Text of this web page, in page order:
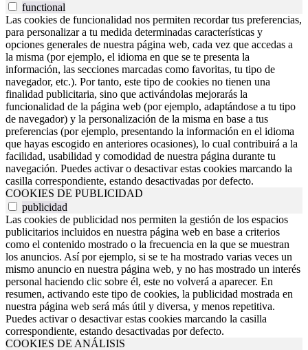
functional
Las cookies de funcionalidad nos permiten recordar tus preferencias,
para personalizar a tu medida determinadas características y
opciones generales de nuestra página web, cada vez que accedas a
la misma (por ejemplo, el idioma en que se te presenta la
información, las secciones marcadas como favoritas, tu tipo de
navegador, etc.). Por tanto, este tipo de cookies no tienen una
finalidad publicitaria, sino que activándolas mejorarás la
funcionalidad de la página web (por ejemplo, adaptándose a tu tipo
de navegador) y la personalización de la misma en base a tus
preferencias (por ejemplo, presentando la información en el idioma
que hayas escogido en anteriores ocasiones), lo cual contribuirá a la
facilidad, usabilidad y comodidad de nuestra página durante tu
navegación. Puedes activar o desactivar estas cookies marcando la
casilla correspondiente, estando desactivadas por defecto.
COOKIES DE PUBLICIDAD
publicidad
Las cookies de publicidad nos permiten la gestión de los espacios
publicitarios incluidos en nuestra página web en base a criterios
como el contenido mostrado o la frecuencia en la que se muestran
los anuncios. Así por ejemplo, si se te ha mostrado varias veces un
mismo anuncio en nuestra página web, y no has mostrado un interés
personal haciendo clic sobre él, este no volverá a aparecer. En
resumen, activando este tipo de cookies, la publicidad mostrada en
nuestra página web será más útil y diversa, y menos repetitiva.
Puedes activar o desactivar estas cookies marcando la casilla
correspondiente, estando desactivadas por defecto.
COOKIES DE ANÁLISIS